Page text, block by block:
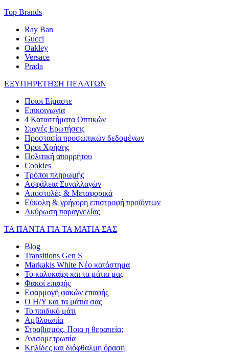
Top Brands
Ray Ban
Gucci
Oakley
Versace
Prada
ΕΞΥΠΗΡΕΤΗΣΗ ΠΕΛΑΤΩΝ
Ποιοι Είμαστε
Επικοινωνία
4 Καταστήματα Οπτικών
Συχνές Ερωτήσεις
Προστασία προσωπικών δεδομένων
Όροι Χρήσης
Πολιτική απορρήτου
Cookies
Τρόποι πληρωμής
Ασφάλεια Συναλλαγών
Αποστολές & Μεταφορικά
Εύκολη & γρήγορη επιστροφή προϊόντων
Ακύρωση παραγγελίας
ΤΑ ΠΑΝΤΑ ΓΙΑ ΤΑ ΜΑΤΙΑ ΣΑΣ
Blog
Transitions Gen S
Markakis White Νέο κατάστημα
Το καλοκαίρι και τα μάτια μας
Φακοί επαφής
Εφαρμογή φακών επαφής
Ο Η/Υ και τα μάτια σας
Το παιδικό μάτι
Αμβλυωπία
Στραβισμός. Ποια η θεραπεία;
Ανισομετρωπία
Κηλίδες και διόφθαλμη όραση